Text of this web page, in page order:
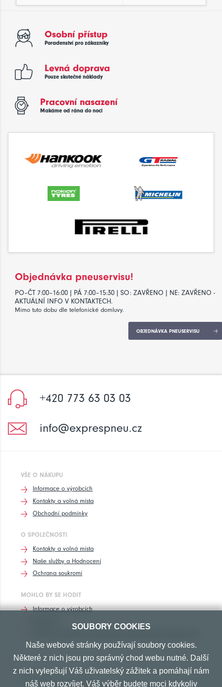
Osobní přístup
Poradenství pro zákazníky
Levná doprava
Pouze skutečné náklady
Pracovní nasazení
Makáme od rána do noci
Objednávka pneuservisu!
PO–ČT 7:00–16:00 | PÁ 7:00–15:30 | SO: ZAVŘENO | NE: ZAVŘENO -
AKTUÁLNÍ INFO V KONTAKTECH.
Mimo tuto dobu dle telefonické domluvy.
OBJEDNÁVKA PNEUSERVISU
+420 773 63 03 03
info@exprespneu.cz
VŠE O NÁKUPU
Informace o výrobcích
Kontakty a volná místa
Obchodní podmínky
O SPOLEČNOSTI
Kontakty a volná místa
Naše služby a Hodnocení
Ochrana soukromí
MOHLO BY SE HODIT
Informace o výrobcích
PŘIJÍMÁME TYTO PLATBY
SOUBORY COOKIES
Naše webové stránky používají soubory cookies.
Některé z nich jsou pro správný chod webu nutné. Další
z nich vylepšují Váš uživatelský zážitek a pomáhají nám
náš web rozvíjet. Váš výběr budete moci kdykoliv